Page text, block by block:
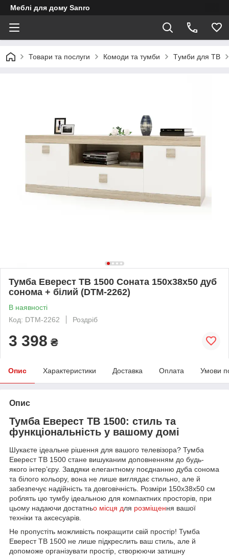
Меблі для дому Sanro
Товари та послуги Комоди та тумби Tумби для ТВ
Тумба Еверест ТВ 1500 Соната 150х38х50 дуб
сонома + білий (DTM-2262)
В наявності
Код: DTM-2262
Роздріб
3 398 ₴
Опис Характеристики Доставка Оплата Умови
Опис
Тумба Еверест ТВ 1500: стиль та
функціональність у вашому домі
Шукаєте ідеальне рішення для вашого телевізора? Тумба
Еверест ТВ 1500 стане вишуканим доповненням до будь-
якого інтер’єру. Завдяки елегантному поєднанню дуба сонома
та білого кольору, вона не лише виглядає стильно, але й
забезпечує надійність та довговічність. Розміри 150х38х50 см
роблять цю тумбу ідеальною для компактних просторів, при
цьому надаючи достатньо місця для розміщення вашої
техніки та аксесуарів.
Не пропустіть можливість покращити свій простір! Тумба
Еверест ТВ 1500 не лише підкреслить ваш стиль, але й
допоможе організувати простір, створюючи затишну